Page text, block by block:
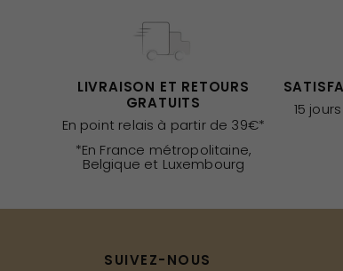
LIVRAISON ET RETOURS
GRATUITS
En point relais à partir de 39€*
*En France métropolitaine,
Belgique et Luxembourg
15
SUIVEZ-NOUS